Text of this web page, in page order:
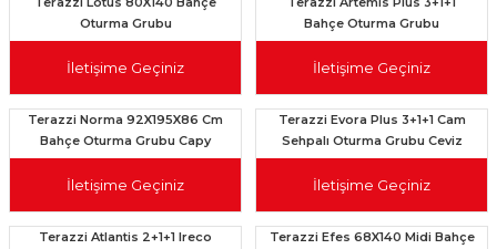
Oturma Grubu
İletişime Geçiniz
Bahçe Oturma Grubu
İletişime Geçiniz
Terazzi Norma 92X195X86 Cm
Bahçe Oturma Grubu Capy
İletişime Geçiniz
Terazzi Evora Plus 3+1+1 Cam
Sehpalı Oturma Grubu Ceviz
İletişime Geçiniz
Terazzi Atlantis 2+1+1 Ireco
Terazzi Efes 68X140 Midi Bahçe